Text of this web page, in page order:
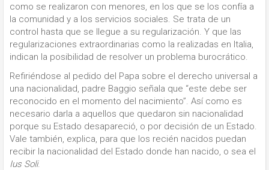
como se realizaron con menores, en los que se los confía a
la comunidad y a los servicios sociales. Se trata de un
control hasta que se llegue a su regularización. Y que las
regularizaciones extraordinarias como la realizadas en Italia,
indican la posibilidad de resolver un problema burocrático.
Refiriéndose al pedido del Papa sobre el derecho universal a
una nacionalidad, padre Baggio señala que “este debe ser
reconocido en el momento del nacimiento”. Así como es
necesario darla a aquellos que quedaron sin nacionalidad
porque su Estado desapareció, o por decisión de un Estado.
Vale también, explica, para que los recién nacidos puedan
recibir la nacionalidad del Estado donde han nacido, o sea el
Ius Soli.